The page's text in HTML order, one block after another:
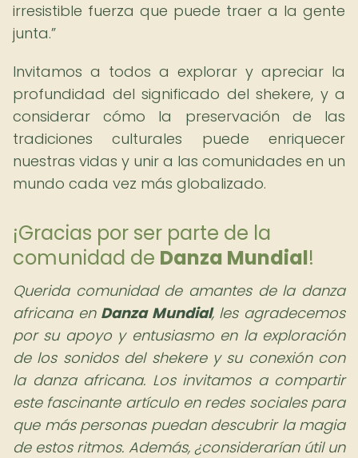
irresistible fuerza que puede traer a la gente
junta.
Invitamos a todos a explorar y apreciar la
profundidad del significado del shekere, y a
considerar cómo la preservación de las
tradiciones culturales puede enriquecer
nuestras vidas y unir a las comunidades en un
mundo cada vez más globalizado.
¡Gracias por ser parte de la
comunidad de Danza Mundial!
Querida comunidad de amantes de la danza
africana en Danza Mundial,les agradecemos
por su apoyo y entusiasmo en la exploración
de los sonidos del shekere y su conexión con
la danza africana. Los invitamos a compartir
este fascinante artículo en redes sociales para
que más personas puedan descubrir la magia
de estos ritmos. Además, ¿considerarían útil un